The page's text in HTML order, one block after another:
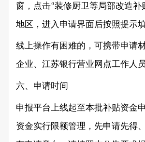
窗，点击“装修厨卫等局部改造补
地区，进入申请界面后按照提示填
线上操作有困难的，可携带申请
企业、江苏银行营业网点工作人员
六、申请时间
申报平台上线起至本批补贴资金
资金实行限额管理，先申请先得